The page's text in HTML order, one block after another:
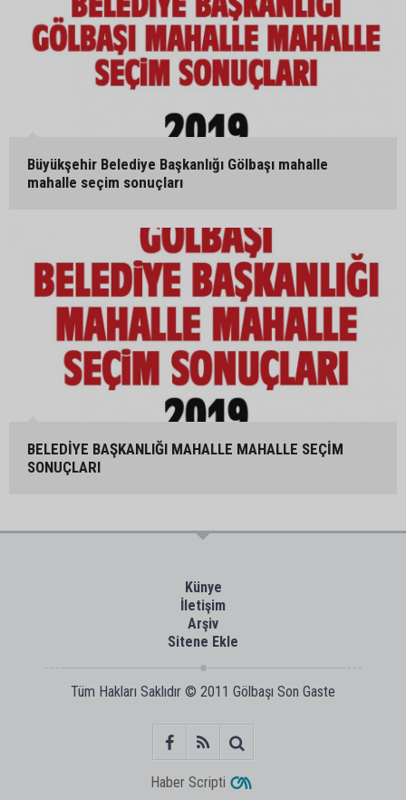
Büyükşehir Belediye Başkanlığı Gölbaşı mahalle
mahalle seçim sonuçları
BELEDİYE BAŞKANLIĞI MAHALLE MAHALLE SEÇİM
SONUÇLARI
Künye
İletişim
Arşiv
Sitene Ekle
Tüm Hakları Saklıdır © 2011 Gölbaşı Son Gaste
Haber Scripti